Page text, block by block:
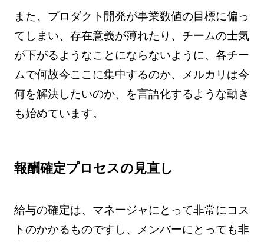
また、プロダクト開発が事業数値の目標に偏っ
てしまい、存在意義が薄れたり、チームの士気
が下がるようなことにならないように、各チー
ムで何故今ここに集中するのか、メルカリは今
何を解決したいのか、を言語化するような動き
も始めています。
報酬確定プロセスの見直し
給与の確定は、マネージャにとって非常にコス
トのかかるものですし、メンバーにとっても非